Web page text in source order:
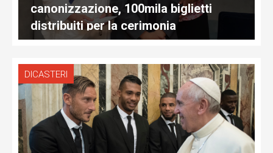
canonizzazione, 100mila biglietti
distribuiti per la cerimonia
DICASTERI